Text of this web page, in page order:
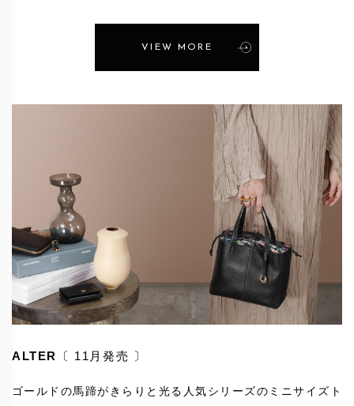
VIEW MORE
ALTER 〔 11月発売 〕
ゴールドの馬蹄がきらりと光る人気シリーズのミニサイズト